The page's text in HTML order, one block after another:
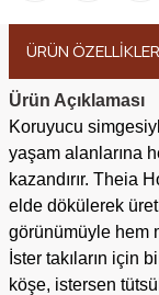
ÜRÜN
Ürün Açıklaması
Koruyucu
yaşam alanlarına
kazandırır. Theia
elde dökülerek
görünümüyle hem
İster takıların için
köşe, istersen